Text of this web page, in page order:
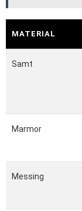
MATERIAL
Samt
Marmor
Messing